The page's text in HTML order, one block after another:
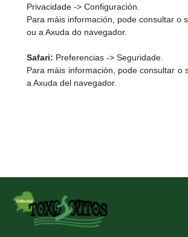
Privacidade -> Configuración.
Para máis información, pode consultar o
ou a Axuda do navegador.
Safari: Preferencias -> Seguridade.
Para máis información, pode consultar o
a Axuda del navegador.